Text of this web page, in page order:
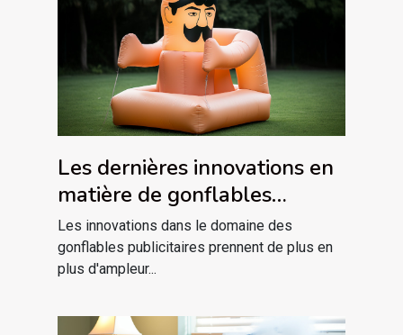
Les dernières innovations en
matière de gonflables
publicitaires
Les innovations dans le domaine des
gonflables publicitaires prennent de plus en
plus d'ampleur...